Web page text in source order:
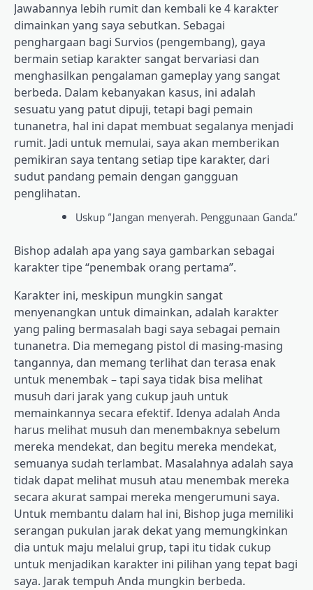
Jawabannya lebih rumit dan kembali ke 4 karakter
dimainkan yang saya sebutkan. Sebagai
penghargaan bagi Survios (pengembang), gaya
bermain setiap karakter sangat bervariasi dan
menghasilkan pengalaman gameplay yang sangat
berbeda. Dalam kebanyakan kasus, ini adalah
sesuatu yang patut dipuji, tetapi bagi pemain
tunanetra, hal ini dapat membuat segalanya menjadi
rumit. Jadi untuk memulai, saya akan memberikan
pemikiran saya tentang setiap tipe karakter, dari
sudut pandang pemain dengan gangguan
penglihatan.
Uskup “Jangan menyerah. Penggunaan Ganda.”
Bishop adalah apa yang saya gambarkan sebagai
karakter tipe “penembak orang pertama”.
Karakter ini, meskipun mungkin sangat
menyenangkan untuk dimainkan, adalah karakter
yang paling bermasalah bagi saya sebagai pemain
tunanetra. Dia memegang pistol di masing-masing
tangannya, dan memang terlihat dan terasa enak
untuk menembak – tapi saya tidak bisa melihat
musuh dari jarak yang cukup jauh untuk
memainkannya secara efektif. Idenya adalah Anda
harus melihat musuh dan menembaknya sebelum
mereka mendekat, dan begitu mereka mendekat,
semuanya sudah terlambat. Masalahnya adalah saya
tidak dapat melihat musuh atau menembak mereka
secara akurat sampai mereka mengerumuni saya.
Untuk membantu dalam hal ini, Bishop juga memiliki
serangan pukulan jarak dekat yang memungkinkan
dia untuk maju melalui grup, tapi itu tidak cukup
untuk menjadikan karakter ini pilihan yang tepat bagi
saya. Jarak tempuh Anda mungkin berbeda.